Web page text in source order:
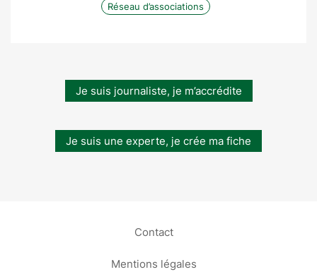
Réseau d’associations
Je suis journaliste, je m’accrédite
Je suis une experte, je crée ma fiche
Contact
Mentions légales